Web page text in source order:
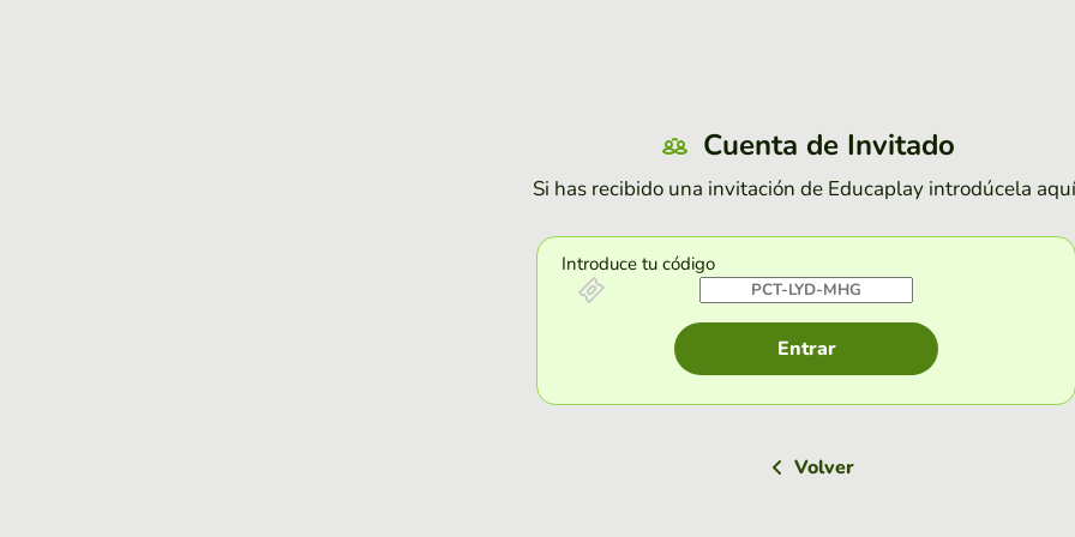
Cuenta de Invitado
Si has recibido una invitación de Educaplay introdúcela
Introduce tu código
Entrar
Volver